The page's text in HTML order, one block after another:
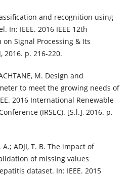
and recognition using
In: IEEE. 2016 IEEE 12th
Signal Processing & Its
2016. p. 216-220.
M. Design and
to meet the growing needs of
2016 International Renewable
(IRSEC). [S.l.], 2016. p.
A.; ADJI, T. B. The impact of
of missing values
dataset. In: IEEE. 2015